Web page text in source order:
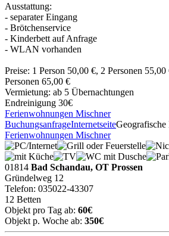
Ausstattung:
- separater Eingang
- Brötchenservice
- Kinderbett auf Anfrage
- WLAN vorhanden
Preise: 1 Person 50,00 €, 2 Personen
Personen 65,00 €
Vermietung: ab 5 Übernachtungen
Endreinigung 30€
Ferienwohnungen Mischner
BuchungsanfrageInternetseiteGeografische
Ferienwohnungen Mischner
01814 Bad Schandau, OT Prossen
Gründelweg 12
Telefon: 035022-43307
12 Betten
Objekt pro Tag ab: 60€
Objekt p. Woche ab: 350€